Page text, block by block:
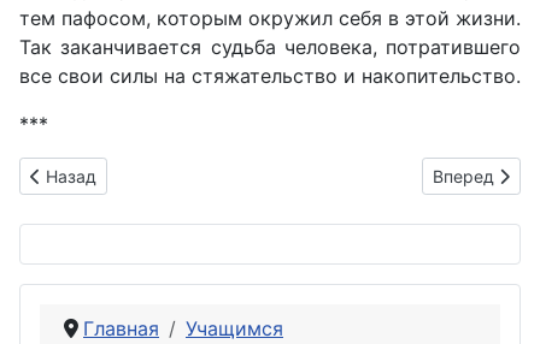
тем пафосом, которым окружил себя в этой жизни.
Так заканчивается судьба человека, потратившего
все свои силы на стяжательство и накопительство.
***
Предыдущий: Проблема влияния учителя на воспитание
Назад Следующий:
Вперед
Главная
Учащимся